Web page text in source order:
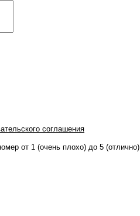
соглашения
от 1 (очень плохо) до 5 (отлично)